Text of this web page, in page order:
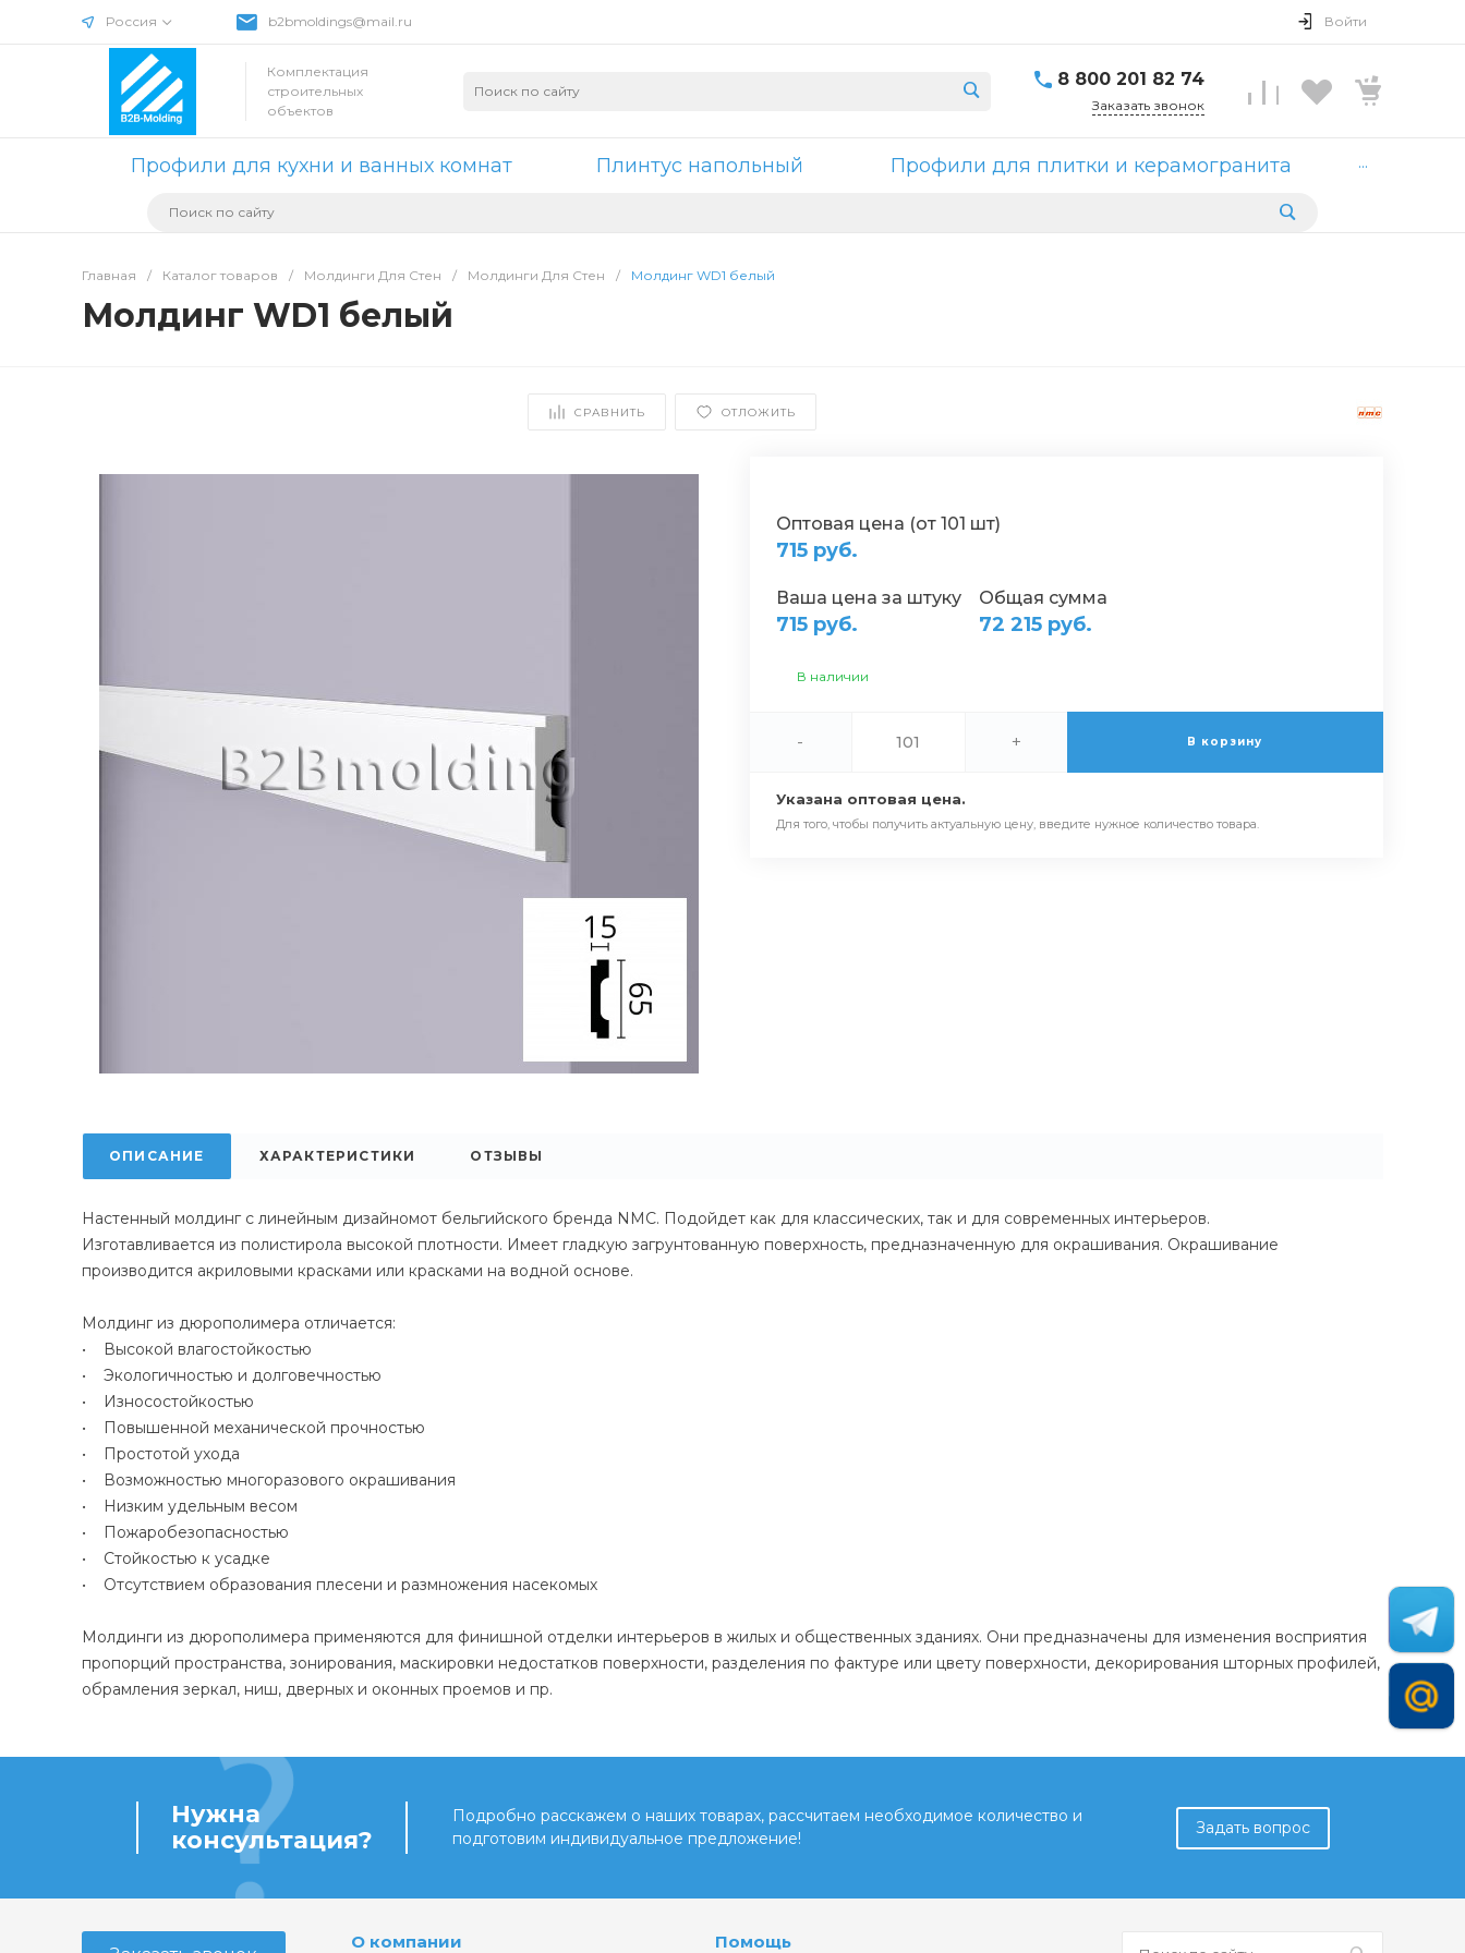
Россия b2bmoldings@mail.ru Войти
Комплектация
строительных
объектов
8 800 201 82 74
Заказать звонок
Профили для кухни и ванных комнат Плинтус напольный Профили для плитки и керамогранита ...
Главная / Каталог товаров / Молдинги Для Стен / Молдинги Для Стен / Молдинг WD1 белый
Молдинг WD1 белый
СРАВНИТЬ ОТЛОЖИТЬ
Оптовая цена (от 101 шт)
715 руб.
Ваша цена за штуку
715 руб.
Общая сумма
72 215 руб.
В наличии
- + В корзину
Указана оптовая цена.
Для того, чтобы получить актуальную цену, введите нужное количество товара.
ОПИСАНИЕ ХАРАКТЕРИСТИКИ ОТЗЫВЫ
Настенный молдинг с линейным дизайномот бельгийского бренда NMC. Подойдет как для классических, так и для современных интерьеров.
Изготавливается из полистирола высокой плотности. Имеет гладкую загрунтованную поверхность, предназначенную для окрашивания. Окрашивание
производится акриловыми красками или красками на водной основе.
Молдинг из дюрополимера отличается:
• Высокой влагостойкостью
• Экологичностью и долговечностью
• Износостойкостью
• Повышенной механической прочностью
• Простотой ухода
• Возможностью многоразового окрашивания
• Низким удельным весом
• Пожаробезопасностью
• Стойкостью к усадке
• Отсутствием образования плесени и размножения насекомых
Молдинги из дюрополимера применяются для финишной отделки интерьеров в жилых и общественных зданиях. Они предназначены для изменения восприятия
пропорций пространства, зонирования, маскировки недостатков поверхности, разделения по фактуре или цвету поверхности, декорирования шторных профилей,
обрамления зеркал, ниш, дверных и оконных проемов и пр.
Нужна
консультация?
Подробно расскажем о наших товарах, рассчитаем необходимое количество и
подготовим индивидуальное предложение!
Задать вопрос
О компании Помощь